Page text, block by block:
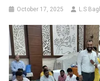
October 17, 2025 L.S